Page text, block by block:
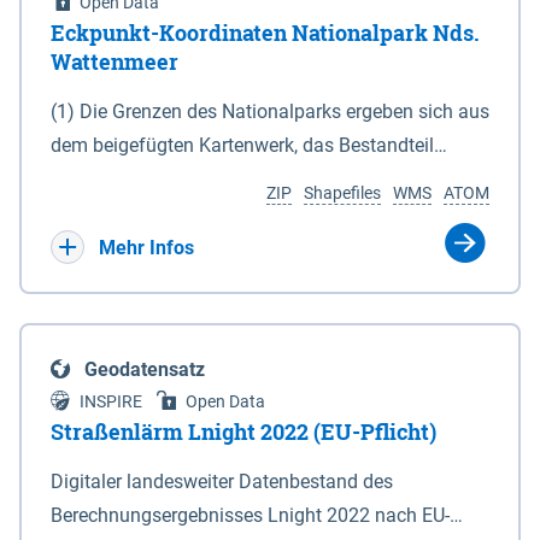
Eckpunkt-Koordinaten Nationalpark Nds.
Wattenmeer
(1) Die Grenzen des Nationalparks ergeben sich aus
dem beigefügten Kartenwerk, das Bestandteil
(DTK) im Maßstab 1 : 100 000 (Anlage 2), 2.
verkleinerte Amtliche Karte 1 : 5 000 (AK5) im
projizierte Koordinaten im Europäischen
Terrestrischen Referenzsystem 1989 (ETRS 89) mit
der Universalen Transversalen Mercator-Abbildung
bezogen auf die Zone 32 N (UTM 32N) dargestellt
(Anlage 4); Gleiches gilt für die geografischen
ATOM
WMS
Shapefiles
ZIP
Mehr Infos
Geodatensatz
INSPIRE Open Data
Straßenlärm Lnight 2022 (EU-Pflicht)
Digitaler landesweiter Datenbestand des
Berechnungsergebnisses Lnight 2022 nach EU-